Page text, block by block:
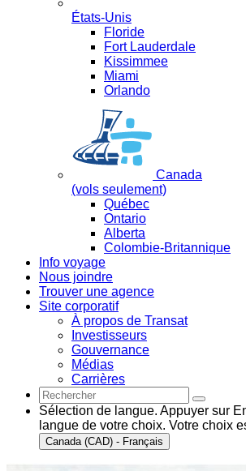
États-Unis
Floride
Fort Lauderdale
Kissimmee
Miami
Orlando
Canada
(vols seulement)
Québec
Ontario
Alberta
Colombie-Britannique
Info voyage
Nous joindre
Trouver une agence
Site corporatif
À propos de Transat
Investisseurs
Gouvernance
Médias
Carrières
Sélection de langue. Appuyer sur
langue de votre choix. Votre choix
Canada (CAD) - Français